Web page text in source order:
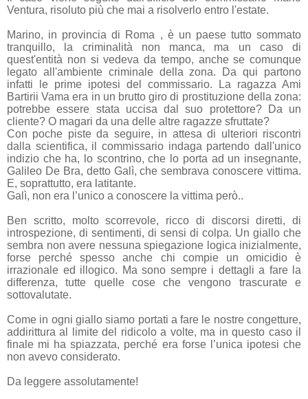
Ventura, risoluto più che mai a risolverlo entro l'estate.
Marino, in provincia di Roma , è un paese tutto sommato
tranquillo, la criminalità non manca, ma un caso di
quest'entità non si vedeva da tempo, anche se comunque
legato all'ambiente criminale della zona. Da qui partono
infatti le prime ipotesi del commissario. La ragazza Ami
Bartirii Vama era in un brutto giro di prostituzione della zona:
potrebbe essere stata uccisa dal suo protettore? Da un
cliente? O magari da una delle altre ragazze sfruttate?
Con poche piste da seguire, in attesa di ulteriori riscontri
dalla scientifica, il commissario indaga partendo dall'unico
indizio che ha, lo scontrino, che lo porta ad un insegnante,
Galileo De Bra, detto Galì, che sembrava conoscere vittima.
E, soprattutto, era latitante.
Galì, non era l’unico a conoscere la vittima però..
Ben scritto, molto scorrevole, ricco di discorsi diretti, di
introspezione, di sentimenti, di sensi di colpa. Un giallo che
sembra non avere nessuna spiegazione logica inizialmente,
forse perché spesso anche chi compie un omicidio è
irrazionale ed illogico. Ma sono sempre i dettagli a fare la
differenza, tutte quelle cose che vengono trascurate e
sottovalutate.
Come in ogni giallo siamo portati a fare le nostre congetture,
addirittura al limite del ridicolo a volte, ma in questo caso il
finale mi ha spiazzata, perché era forse l’unica ipotesi che
non avevo considerato.
Da leggere assolutamente!